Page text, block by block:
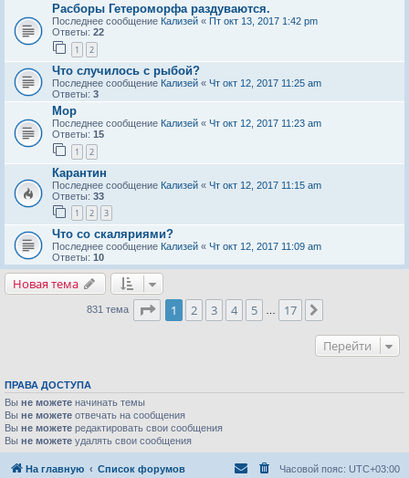
Расборы Гетероморфа раздуваются.
Последнее сообщение Кализей « Пт окт 13, 2017 1:42 pm
Ответы: 22
1 2
Что случилось с рыбой?
Последнее сообщение Кализей « Чт окт 12, 2017 11:25 am
Ответы: 3
Мор
Последнее сообщение Кализей « Чт окт 12, 2017 11:23 am
Ответы: 15
1 2
Карантин
Последнее сообщение Кализей « Чт окт 12, 2017 11:15 am
Ответы: 33
1 2 3
Что со скаляриями?
Последнее сообщение Кализей « Чт окт 12, 2017 11:09 am
Ответы: 10
Новая тема
831 тема Страница1 из
1 2 3 4 5 … 17
Перейти
ПРАВА ДОСТУПА
Вы не можете начинать темы
Вы не можете отвечать на сообщения
Вы не можете редактировать свои сообщения
Вы не можете удалять свои сообщения
На главную Список форумов Часовой пояс: UTC+03:00